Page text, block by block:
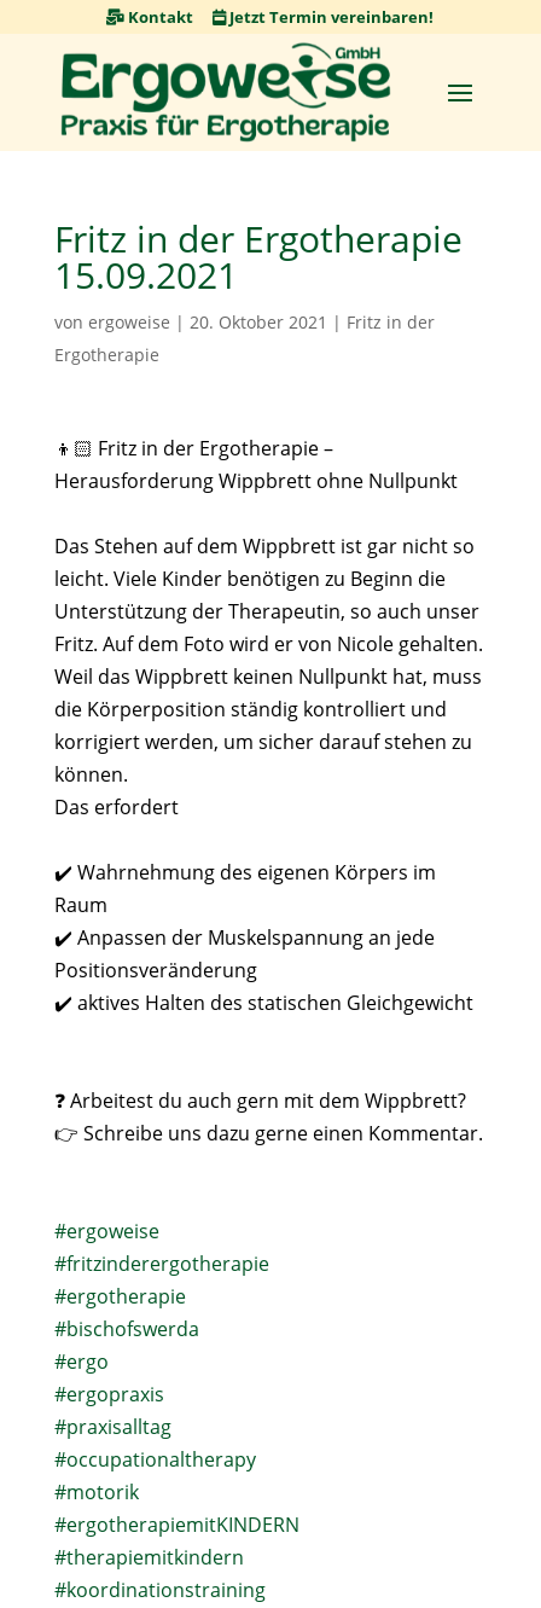
content
Kontakt Jetzt Termin vereinbaren!
Fritz in der Ergotherapie
15.09.2021
von ergoweise | 20. Oktober 2021 | Fritz in der
Ergotherapie
👦🏻 Fritz in der Ergotherapie –
Herausforderung Wippbrett ohne Nullpunkt⁠
Das Stehen auf dem Wippbrett ist gar nicht so
leicht. Viele Kinder benötigen zu Beginn die
Unterstützung der Therapeutin, so auch unser
Fritz. Auf dem Foto wird er von Nicole gehalten.⁠
Weil das Wippbrett keinen Nullpunkt hat, muss
die Körperposition ständig kontrolliert und
korrigiert werden, um sicher darauf stehen zu
können. ⁠
Das erfordert⁠
✔️ Wahrnehmung des eigenen Körpers im
Raum⁠
✔️ Anpassen der Muskelspannung an jede
Positionsveränderung⁠
✔️ aktives Halten des statischen Gleichgewicht⁠
❓ Arbeitest du auch gern mit dem Wippbrett?⁠
👉 Schreibe uns dazu gerne einen Kommentar.⁠
#ergoweise
#fritzinderergotherapie
#ergotherapie
#bischofswerda
#ergo
#ergopraxis
#praxisalltag
#occupationaltherapy
#motorik
#ergotherapiemitKINDERN
#therapiemitkindern
#koordinationstraining